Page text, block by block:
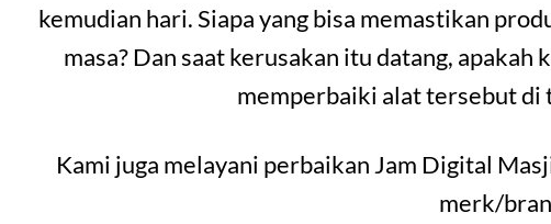
kemudian hari. Siapa yang bisa memastikan
masa? Dan saat kerusakan itu datang,
memperbaiki alat tersebut di
Kami juga melayani perbaikan Jam Digital
merk/